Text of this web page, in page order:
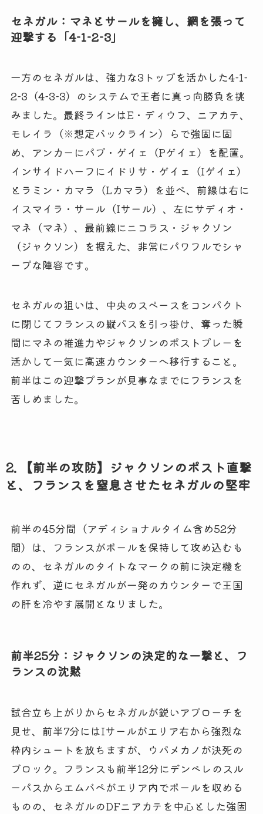
セネガル：マネとサールを擁し、網を張って
迎撃する「4-1-2-3」
一方のセネガルは、強力な3トップを活かした4-1-
2-3（4-3-3）のシステムで王者に真っ向勝負を挑
みました。最終ラインはE・ディウフ、ニアカテ、
モレイラ（※想定バックライン）らで強固に固
め、アンカーにパプ・ゲイェ（Pゲイェ）を配置。
インサイドハーフにイドリサ・ゲイェ（Iゲイェ）
とラミン・カマラ（Lカマラ）を並べ、前線は右に
イスマイラ・サール（Iサール）、左にサディオ・
マネ（マネ）、最前線にニコラス・ジャクソン
（ジャクソン）を据えた、非常にパワフルでシャ
ープな陣容です。
セネガルの狙いは、中央のスペースをコンパクト
に閉じてフランスの縦パスを引っ掛け、奪った瞬
間にマネの推進力やジャクソンのポストプレーを
活かして一気に高速カウンターへ移行すること。
前半はこの迎撃プランが見事なまでにフランスを
苦しめました。
2. 【前半の攻防】ジャクソンのポスト直撃
と、フランスを窒息させたセネガルの堅牢
前半の45分間（アディショナルタイム含め52分
間）は、フランスがボールを保持して攻め込むも
のの、セネガルのタイトなマークの前に決定機を
作れず、逆にセネガルが一発のカウンターで王国
の肝を冷やす展開となりました。
前半25分：ジャクソンの決定的な一撃と、フ
ランスの沈黙
試合立ち上がりからセネガルが鋭いアプローチを
見せ、前半7分にはIサールがエリア右から強烈な
枠内シュートを放ちますが、ウパメカノが決死の
ブロック。フランスも前半12分にデンベレのスル
ーパスからエムバペがエリア内でボールを収める
ものの、セネガルのDFニアカテを中心とした強固